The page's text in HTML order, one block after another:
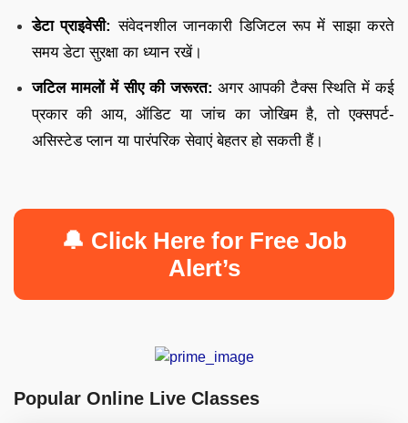
डेटा प्राइवेसी: संवेदनशील जानकारी डिजिटल रूप में साझा करते
समय डेटा सुरक्षा का ध्यान रखें।
जटिल मामलों में सीए की जरूरत: अगर आपकी टैक्स स्थिति में कई
प्रकार की आय, ऑडिट या जांच का जोखिम है, तो एक्सपर्ट-
असिस्टेड प्लान या पारंपरिक सेवाएं बेहतर हो सकती हैं।
🔔 Click Here for Free Job
Alert’s
Popular Online Live Classes